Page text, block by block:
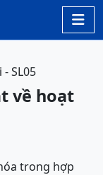

SL05
về hoạt
trong hợp